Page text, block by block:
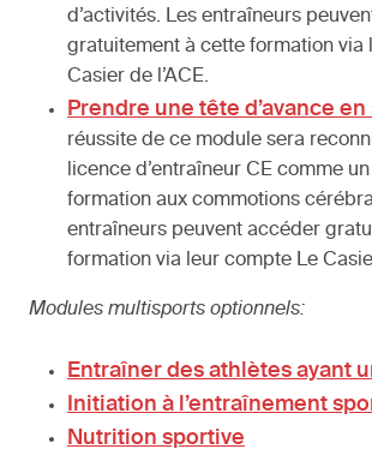
d’activités. Les entraîneurs
gratuitement à cette formation via
Casier de l’ACE.
Prendre une tête d’avance
réussite de ce module sera
licence d’entraîneur CE comme
formation aux commotions
entraîneurs peuvent accéder
formation via leur compte Le
Modules multisports optionnels:
Entraîner des athlètes ayant
Initiation à l’entraînement
Nutrition sportive